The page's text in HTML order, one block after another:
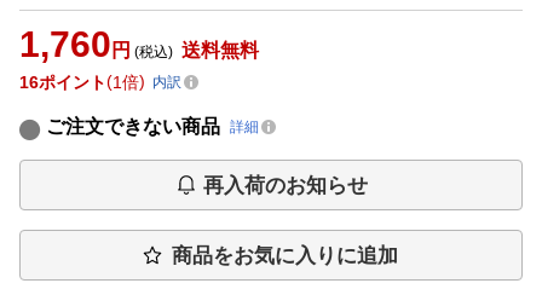
1,760 円 (税込) 送料無料
16ポイント 1倍 内訳
ご注文できない商品 詳細
再入荷のお知らせ
商品をお気に入りに追加